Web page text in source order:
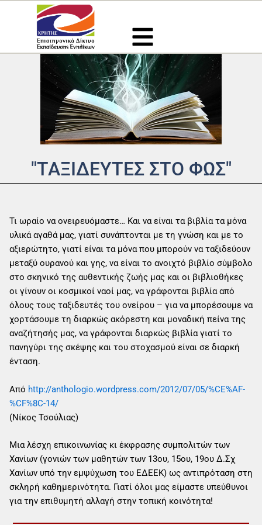
Μετάβαση
περιεχόμενο
"ΤΑΞΙΔΕΥΤΕΣ ΣΤΟ ΦΩΣ"
Τι ωραίο να ονειρευόμαστε… Και να είναι τα βιβλία τα μόνα
υλικά αγαθά μας, γιατί συνάπτονται με τη γνώση και με το
αξιερώτητο, γιατί είναι τα μόνα που μπορούν να ταξιδεύουν
μεταξύ ουρανού και γης, να είναι το ανοιχτό βιβλίο σύμβολο
στο σκηνικό της αυθεντικής ζωής μας και οι βιβλιοθήκες
οι γίνουν οι κοσμικοί ναοί μας, να γράφονται βιβλία από
όλους τους ταξιδευτές του ονείρου – για να μπορέσουμε να
χορτάσουμε τη διαρκώς ακόρεστη και μοναδική πείνα της
αναζήτησής μας, να γράφονται διαρκώς βιβλία γιατί το
πανηγύρι της σκέψης και του στοχασμού είναι σε διαρκή
ένταση.
Από http://anthologio.wordpress.com/2012/07/05/%CE%AF-
%CF%8C-14/
(Νίκος Τσούλιας)
Μια λέσχη επικοινωνίας κι έκφρασης συμπολιτών των
Χανίων (γονιών των μαθητών των 13ου, 15ου, 19ου Δ.Σχ
Χανίων υπό την εμψύχωση του ΕΔΕΕΚ) ως αντιπρόταση στη
σκληρή καθημερινότητα. Γιατί όλοι μας είμαστε υπεύθυνοι
για την επιθυμητή αλλαγή στην τοπική κοινότητα!